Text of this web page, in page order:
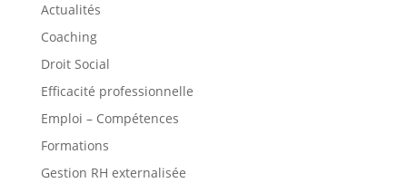
Actualités
Coaching
Droit Social
Efficacité professionnelle
Emploi – Compétences
Formations
Gestion RH externalisée